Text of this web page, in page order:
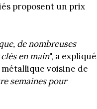
proposent un prix
de nombreuses
en main", a expliqué
voisine de
semaines pour